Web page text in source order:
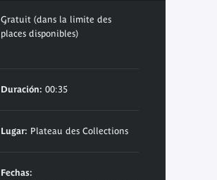
Gratuit (dans la limite des
places disponibles)
Duración: 00:35
Lugar: Plateau des Collections
Fechas: